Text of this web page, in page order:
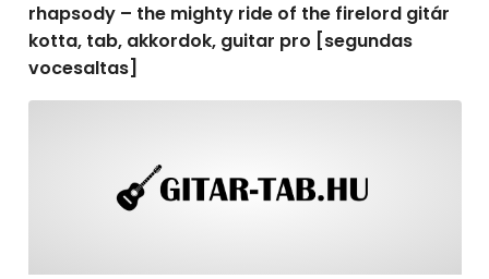
rhapsody – the mighty ride of the firelord gitár
kotta, tab, akkordok, guitar pro [segundas
vocesaltas]